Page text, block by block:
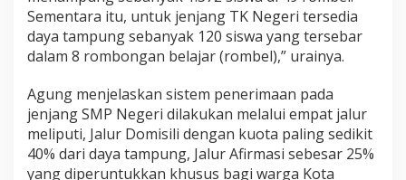
Sementara itu, untuk jenjang TK Negeri tersedia
daya tampung sebanyak 120 siswa yang tersebar
dalam 8 rombongan belajar (rombel),” urainya.
Agung menjelaskan sistem penerimaan pada
jenjang SMP Negeri dilakukan melalui empat jalur
meliputi, Jalur Domisili dengan kuota paling sedikit
40% dari daya tampung, Jalur Afirmasi sebesar 25%
yang diperuntukkan khusus bagi warga Kota